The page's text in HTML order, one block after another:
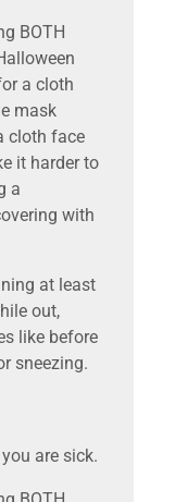
BOTH
a cloth
mask
cloth face
it harder to
a
with
at least
out,
like before
sneezing.
are sick.